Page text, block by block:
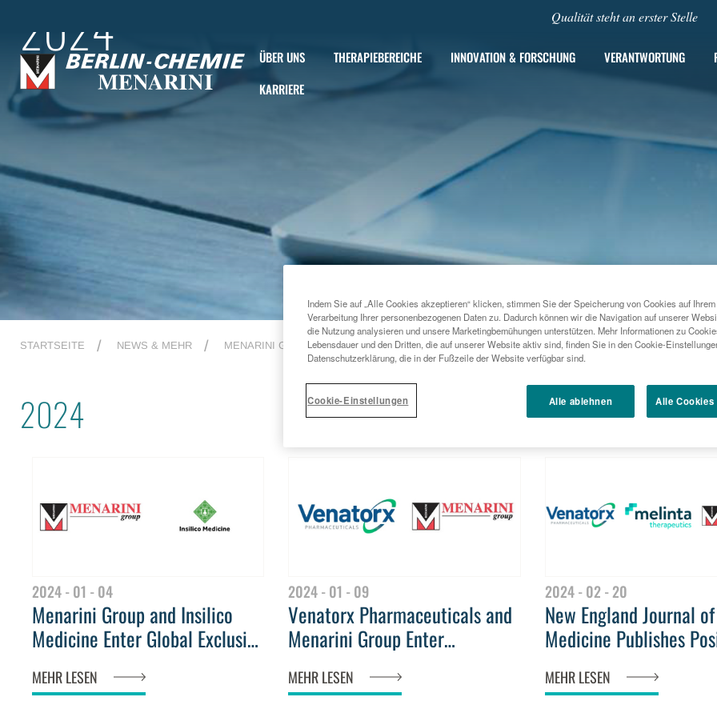
Qualität steht an erster Stelle
ÜBER UNS THERAPIEBEREICHE INNOVATION & FORSCHUNG VERANTWORTUNG
KARRIERE
2024
STARTSEITE NEWS & MEHR MENARINI GROUP NEWS 2024
2024
2024 - 01 - 04
Menarini Group and Insilico
Medicine Enter Global Exclusive
KAT6 Inhibitor for Potential
MEHR LESEN
2024 - 01 - 09
Venatorx Pharmaceuticals and
Menarini Group Enter
Cefepime-Taniborbactam in 96
MEHR LESEN
2024 - 02 - 20
New England Journal of
Medicine Publishes
Taniborbactam from
MEHR LESEN
Indem Sie auf „Alle Cookies akzeptieren“ klicken, stimmen Sie der Speicherung von Cookies auf
Verarbeitung Ihrer personenbezogenen Daten zu. Dadurch können wir die Navigation auf unserer
die Nutzung analysieren und unsere Marketingbemühungen unterstützen. Mehr Informationen zu
Lebensdauer und den Dritten, die auf unserer Website aktiv sind, finden Sie in den Cookie-
Datenschutzerklärung, die in der Fußzeile der Website verfügbar sind.
Cookie-Einstellungen Alle ablehnen Alle Cookies